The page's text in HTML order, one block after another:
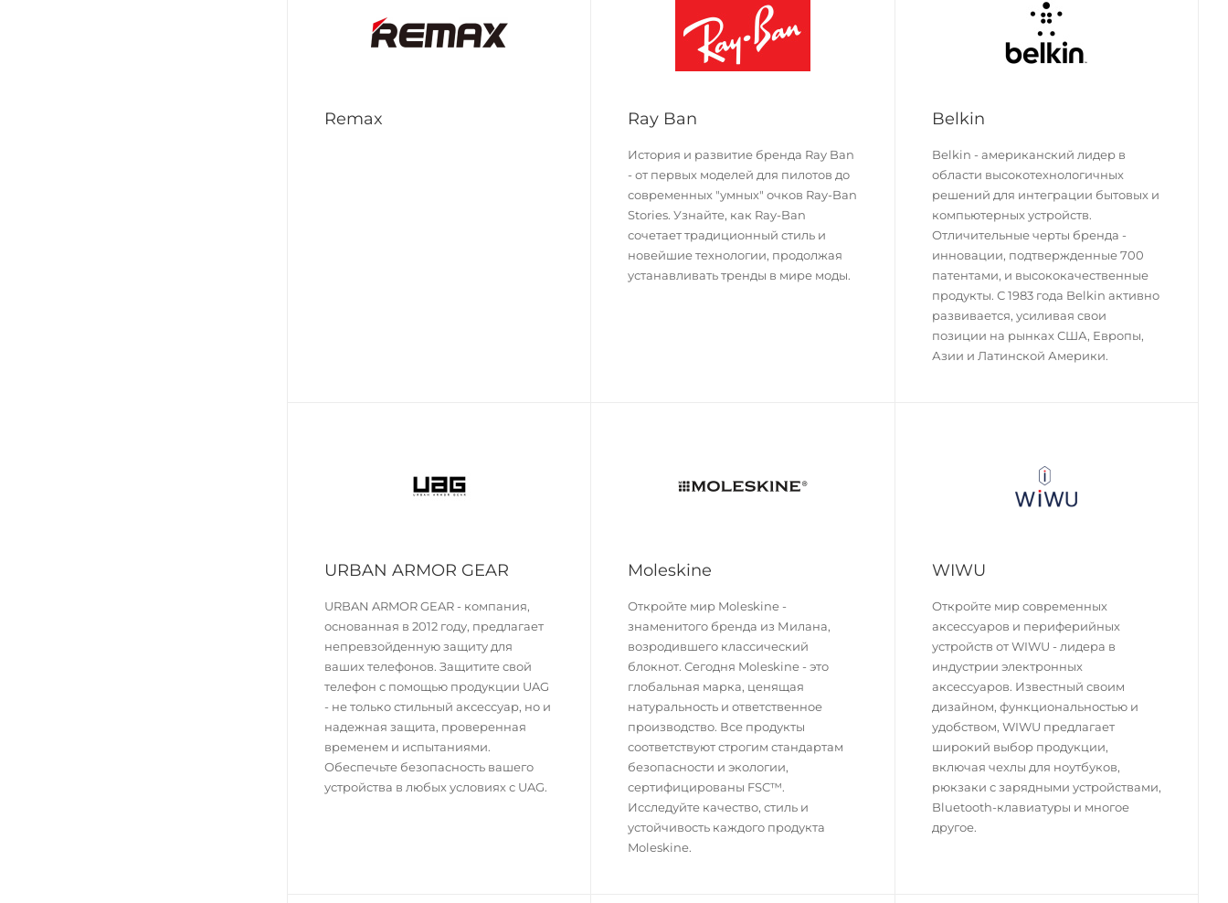
Remax Ray Ban
История и развитие бренда Ray Ban
- от первых моделей для пилотов до
современных "умных" очков Ray-Ban
Stories. Узнайте, как Ray-Ban
сочетает традиционный стиль и
новейшие технологии, продолжая
устанавливать тренды в мире моды.
Belkin
Belkin - американский лидер в
области высокотехнологичных
решений для интеграции бытовых и
компьютерных устройств.
Отличительные черты бренда -
инновации, подтвержденные 700
патентами, и высококачественные
продукты. С 1983 года Belkin активно
развивается, усиливая свои
позиции на рынках США, Европы,
Азии и Латинской Америки.
URBAN ARMOR GEAR
URBAN ARMOR GEAR - компания,
основанная в 2012 году, предлагает
непревзойденную защиту для
ваших телефонов. Защитите свой
телефон с помощью продукции UAG
- не только стильный аксессуар, но и
надежная защита, проверенная
временем и испытаниями.
Обеспечьте безопасность вашего
устройства в любых условиях с UAG.
Moleskine
Откройте мир Moleskine -
знаменитого бренда из Милана,
возродившего классический
блокнот. Сегодня Moleskine - это
глобальная марка, ценящая
натуральность и ответственное
производство. Все продукты
соответствуют строгим стандартам
безопасности и экологии,
сертифицированы FSC™.
Исследуйте качество, стиль и
устойчивость каждого продукта
Moleskine.
WIWU
Откройте мир современных
аксессуаров и периферийных
устройств от WIWU - лидера в
индустрии электронных
аксессуаров. Известный своим
дизайном, функциональностью и
удобством, WIWU предлагает
широкий выбор продукции,
включая чехлы для ноутбуков,
рюкзаки с зарядными устройствами,
Bluetooth-клавиатуры и многое
другое.